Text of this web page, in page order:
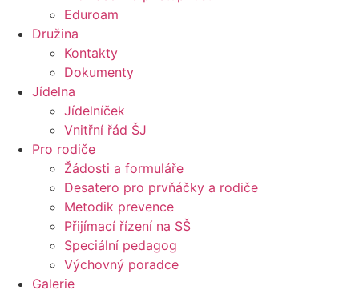
Eduroam
Družina
Kontakty
Dokumenty
Jídelna
Jídelníček
Vnitřní řád ŠJ
Pro rodiče
Žádosti a formuláře
Desatero pro prvňáčky a rodiče
Metodik prevence
Přijímací řízení na SŠ
Speciální pedagog
Výchovný poradce
Galerie